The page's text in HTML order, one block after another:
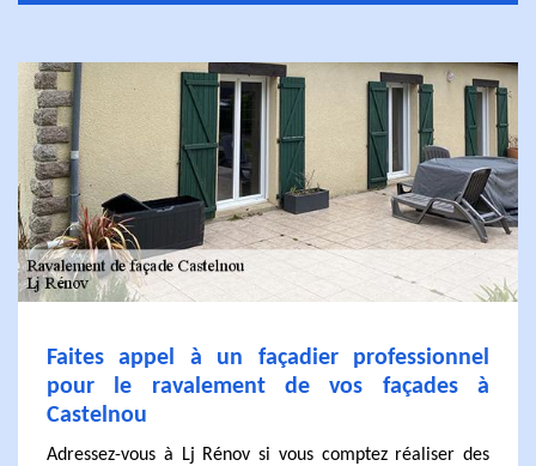
Faites appel à un façadier professionnel
pour le ravalement de vos façades à
Castelnou
Adressez-vous à Lj Rénov si vous comptez réaliser des